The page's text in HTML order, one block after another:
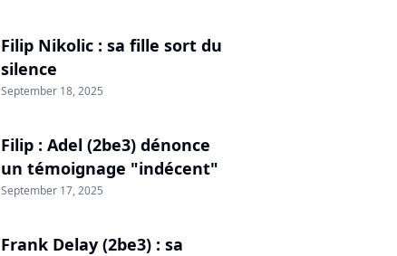
Filip Nikolic : sa fille sort du
silence
September 18, 2025
Filip : Adel (2be3) dénonce
un témoignage "indécent"
September 17, 2025
Frank Delay (2be3) : sa